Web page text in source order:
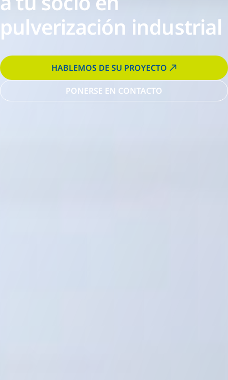
pulverización industrial
HABLEMOS DE SU PROYECTO
PONERSE EN CONTACTO